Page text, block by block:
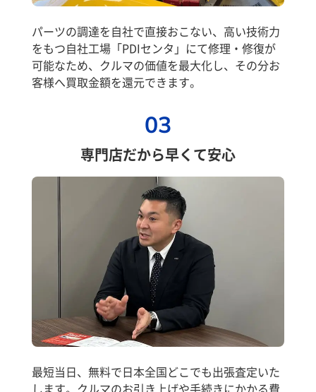
パーツの調達を自社で直接おこない、高い技術力
をもつ自社工場「PDIセンタ」にて修理・修復が
可能なため、クルマの価値を最大化し、その分お
客様へ買取金額を還元できます。
03
専門店だから早くて安心
最短当日、無料で日本全国どこでも出張査定いた
します。クルマのお引き上げや手続きにかかる費